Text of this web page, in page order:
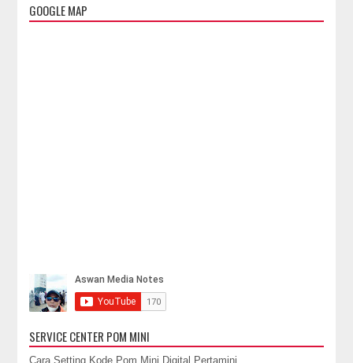
GOOGLE MAP
SERVICE CENTER POM MINI
Cara Setting Kode Pom Mini Digital Pertamini